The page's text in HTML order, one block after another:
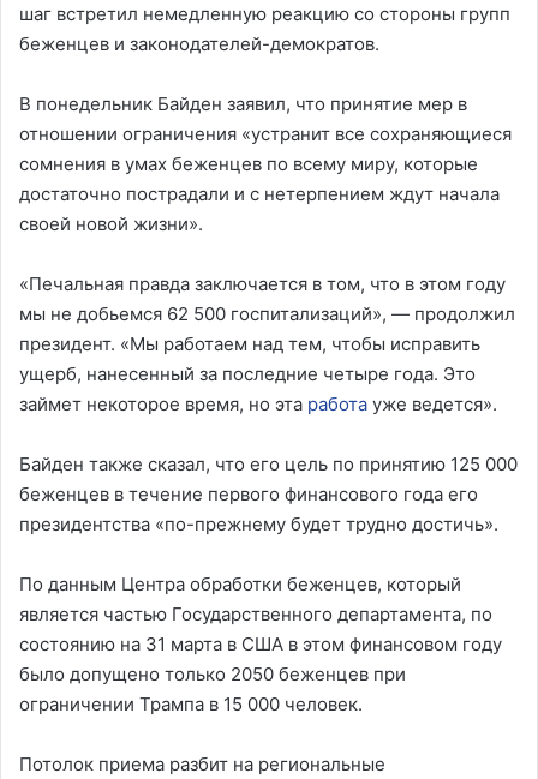
шаг встретил немедленную реакцию со стороны групп
беженцев и законодателей-демократов.
В понедельник Байден заявил, что принятие мер в
отношении ограничения «устранит все сохраняющиеся
сомнения в умах беженцев по всему миру, которые
достаточно пострадали и с нетерпением ждут начала
своей новой жизни».
«Печальная правда заключается в том, что в этом году
мы не добьемся 62 500 госпитализаций», — продолжил
президент. «Мы работаем над тем, чтобы исправить
ущерб, нанесенный за последние четыре года. Это
займет некоторое время, но эта работа уже ведется».
Байден также сказал, что его цель по принятию 125 000
беженцев в течение первого финансового года его
президентства «по-прежнему будет трудно достичь».
По данным Центра обработки беженцев, который
является частью Государственного департамента, по
состоянию на 31 марта в США в этом финансовом году
было допущено только 2050 беженцев при
ограничении Трампа в 15 000 человек.
Потолок приема разбит на региональные